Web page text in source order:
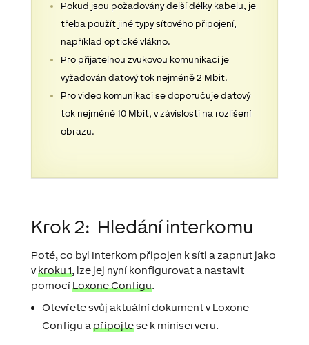
Pokud jsou požadovány delší délky kabelu, je
třeba použít jiné typy síťového připojení,
například optické vlákno.
Pro přijatelnou zvukovou komunikaci je
vyžadován datový tok nejméně 2 Mbit.
Pro video komunikaci se doporučuje datový
tok nejméně 10 Mbit, v závislosti na rozlišení
obrazu.
Krok 2: Hledání interkomu
Poté, co byl Interkom připojen k síti a zapnut jako
vkroku 1, lze jej nyní konfigurovat a nastavit
pomocíLoxone Configu.
Otevřete svůj aktuální dokument v Loxone
Configu a připojtese k miniserveru.